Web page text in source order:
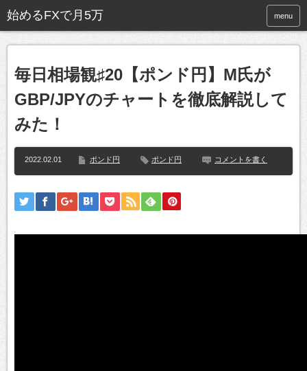
始めるFXで月5万 menu
毎日相場観♯20【ポンド円】M氏が
GBP/JPYのチャートを徹底解説して
みた！
2022.02.01 ポンド円 ポンド円 コメントを書く